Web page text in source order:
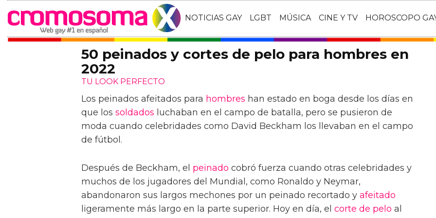
NOTICIAS GAY LGBT MÚSICA CINE Y TV HOROSCOPO
50 peinados y cortes de pelo para hombres en
2022
TU LOOK PERFECTO
Los peinados afeitados para hombres han estado en boga desde los días en
que los soldados luchaban en el campo de batalla, pero se pusieron de
moda cuando celebridades como David Beckham los llevaban en el campo
de fútbol.
Después de Beckham, el peinado cobró fuerza cuando otras celebridades y
muchos de los jugadores del Mundial, como Ronaldo y Neymar,
abandonaron sus largos mechones por un peinado recortado y afeitado
ligeramente más largo en la parte superior. Hoy en día, el corte de pelo al